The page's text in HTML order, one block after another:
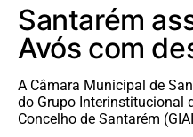
Santarém
Avós com
A Câmara Municipal de
do Grupo Interinstitucional
Concelho de Santarém